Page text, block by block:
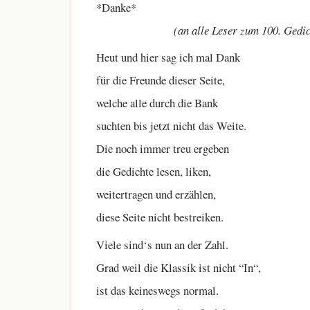
*Danke*
(an alle Leser zum 100.
Heut und hier sag ich mal Dank
für die Freunde dieser Seite,
welche alle durch die Bank
suchten bis jetzt nicht das Weite.
Die noch immer treu ergeben
die Gedichte lesen, liken,
weitertragen und erzählen,
diese Seite nicht bestreiken.
Viele sind‘s nun an der Zahl.
Grad weil die Klassik ist nicht “In“,
ist das keineswegs normal.